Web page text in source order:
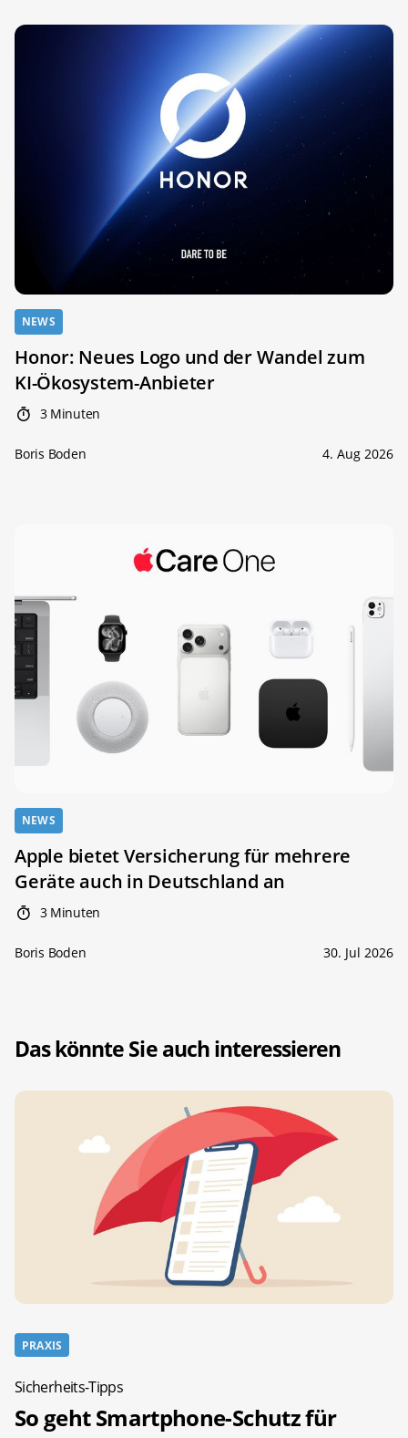
NEWS
Honor: Neues Logo und der Wandel zum
KI-Ökosystem-Anbieter
3 Minuten
Boris Boden 4. Aug 2026
NEWS
Apple bietet Versicherung für mehrere
Geräte auch in Deutschland an
3 Minuten
Boris Boden 30. Jul 2026
Das könnte Sie auch interessieren
PRAXIS
Sicherheits-Tipps
So geht Smartphone-Schutz für